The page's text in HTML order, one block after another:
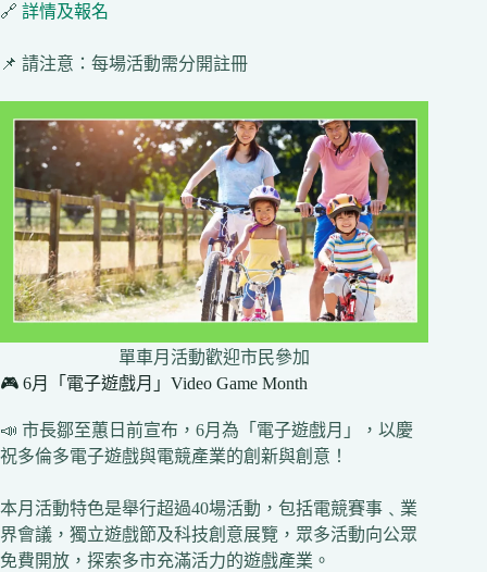
🔗 詳情及報名
📌 請注意：每場活動需分開註冊
單車月活動歡迎市民參加
🎮 6月「電子遊戲月」Video Game Month
📣 市長鄒至蕙日前宣布，6月為「電子遊戲月」，以慶
祝多倫多電子遊戲與電競產業的創新與創意！
本月活動特色是舉行超過40場活動，包括電競賽事﹑業
界會議，獨立遊戲節及科技創意展覽，眾多活動向公眾
免費開放，探索多市充滿活力的遊戲產業。